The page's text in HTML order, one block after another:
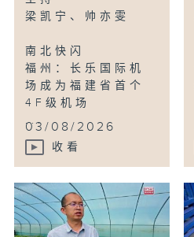
梁凯宁、帅亦雯
南北快闪
福州：长乐国际机
场成为福建省首个
4F级机场
...
03/08/2026
收看